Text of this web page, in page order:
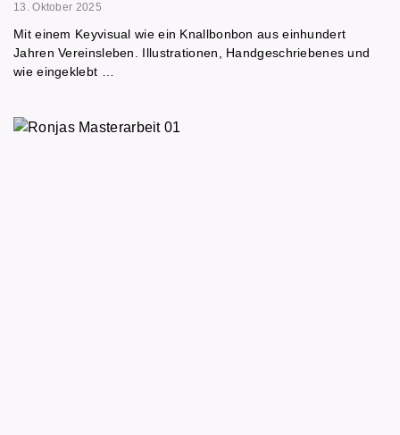
13. Oktober 2025
Mit einem Keyvisual wie ein Knallbonbon aus einhundert
Jahren Vereinsleben. Illustrationen, Handgeschriebenes und
wie eingeklebt …